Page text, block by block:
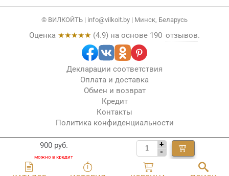
900 руб.
+
-
© ВИЛКОЙТЬ | info@vilkoit.by | Минск, Беларусь
Оценка ★★★★★ (4.9) на основе 190 отзывов.
Декларации соответствия
Оплата и доставка
Обмен и возврат
Кредит
Контакты
Политика конфиденциальности